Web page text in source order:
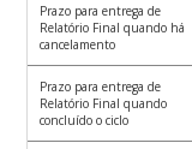
Prazo para entrega de
Relatório Final quando há
cancelamento
Prazo para entrega de
Relatório Final quando
concluído o ciclo